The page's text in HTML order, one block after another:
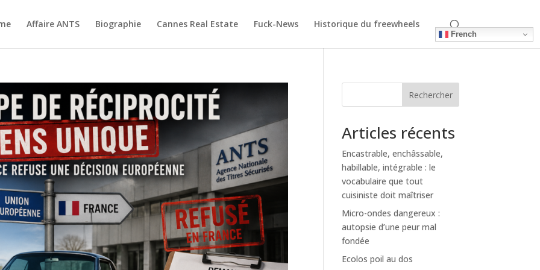
Affaire ANTS Biographie Cannes Real Estate Fuck-News Historique du freewheels
French
Rechercher
Articles récents
Encastrable, enchâssable,
habillable, intégrable : le
vocabulaire que tout
cuisiniste doit maîtriser
Micro-ondes dangereux :
autopsie d’une peur mal
fondée
Ecolos poil au dos